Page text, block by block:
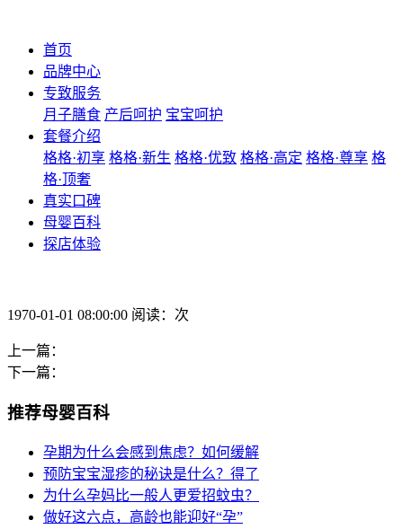
首页
品牌中心
专致服务
月子膳食 产后呵护 宝宝呵护
套餐介绍
格格·初享 格格·新生 格格·优致 格格·高定 格格·尊享 格
格·顶奢
真实口碑
母婴百科
探店体验
1970-01-01 08:00:00 阅读：次
上一篇：
下一篇：
推荐母婴百科
孕期为什么会感到焦虑？如何缓解
预防宝宝湿疹的秘诀是什么？得了
为什么孕妈比一般人更爱招蚊虫？
做好这六点，高龄也能迎好“孕”